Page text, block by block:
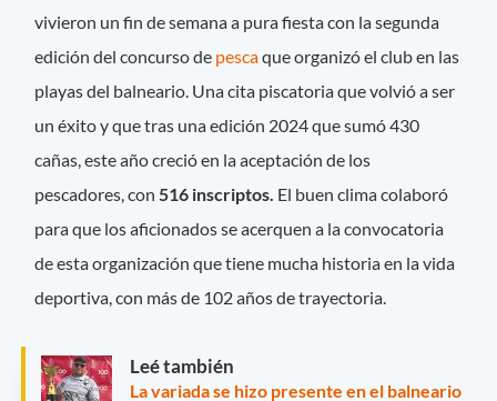
vivieron un fin de semana a pura fiesta con la segunda
edición del concurso de pescaque organizó el club en las
playas del balneario. Una cita piscatoria que volvió a ser
un éxito y que tras una edición 2024 que sumó 430
cañas, este año creció en la aceptación de los
pescadores, con 516 inscriptos. El buen clima colaboró
para que los aficionados se acerquen a la convocatoria
de esta organización que tiene mucha historia en la vida
deportiva, con más de 102 años de trayectoria.
Leé también
La variada se hizo presente en el balneario